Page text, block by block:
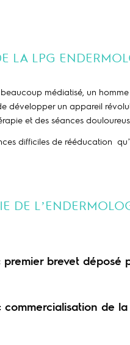
LA LPG
médiatisé, un
développer un appareil
et des séances
difficiles de rééducation
DE
premier brevet déposé
commercialisation de